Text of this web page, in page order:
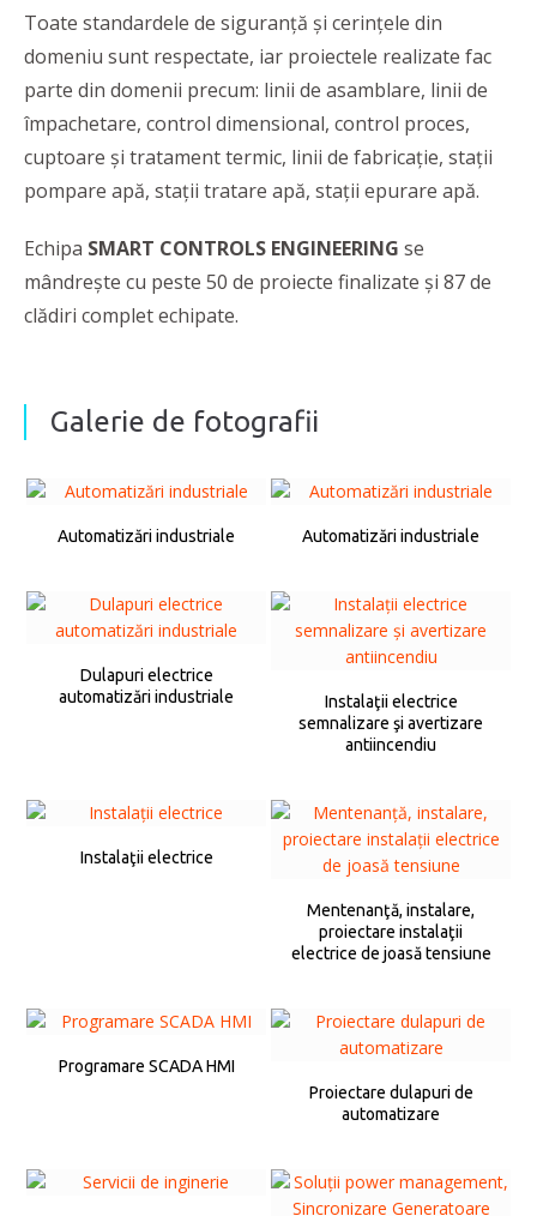
Toate standardele de siguranţă şi cerinţele din
domeniu sunt respectate, iar proiectele realizate fac
parte din domenii precum: linii de asamblare, linii de
împachetare, control dimensional, control proces,
cuptoare și tratament termic, linii de fabricație, stații
pompare apă, stații tratare apă, stații epurare apă.
Echipa SMART CONTROLS ENGINEERING se
mândreşte cu peste 50 de proiecte finalizate şi 87 de
clădiri complet echipate.
Galerie de fotografii
Automatizări industriale Automatizări industriale
Dulapuri electrice
automatizări industriale
Instalaţii electrice
semnalizare şi avertizare
antiincendiu
Instalaţii electrice
Mentenanţă, instalare,
proiectare instalaţii
electrice de joasă tensiune
Programare SCADA HMI
Proiectare dulapuri de
automatizare